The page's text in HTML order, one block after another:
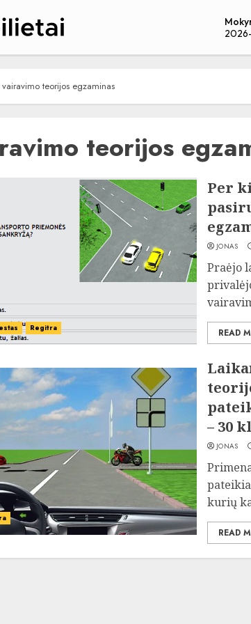
vairavimo teorijos egzaminas
teorijos
Regitra
Per
JONAS
Praėjo
READ
– 30
JONAS
kurių
READ